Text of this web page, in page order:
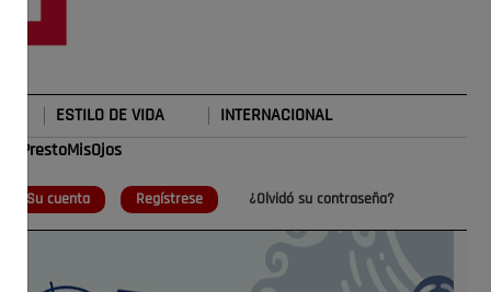
ESTILO DE VIDA INTERNACIONAL
Su cuenta Regístrese ¿Olvidó su contraseña?